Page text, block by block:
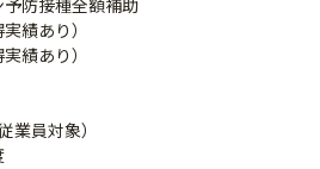
予防接種全額補助
績あり）
績あり）
業員対象）